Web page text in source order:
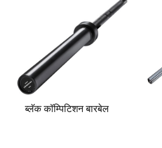
ब्लॅक कॉम्पिटिशन बारबेल